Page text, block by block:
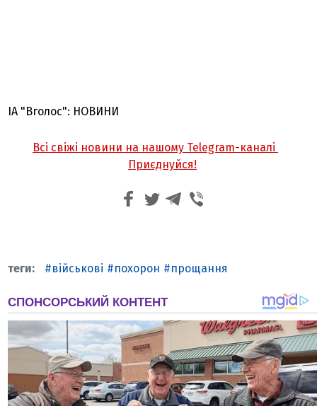
ІА "Вголос": НОВИНИ
Всі свіжі новини на нашому Telegram-каналі
Приєднуйся!
військові похорон прощання